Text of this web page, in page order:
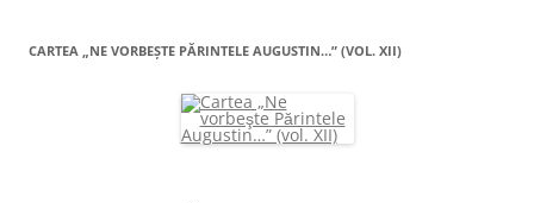
CARTEA „NE VORBEŞTE PĂRINTELE AUGUSTIN…” (VOL. XII)